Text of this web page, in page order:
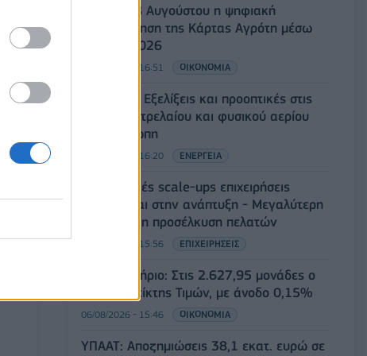
Από τις 28 Αυγούστου η ψηφιακή
ενεργοποίηση της Κάρτας Αγρότη μέσω
της ΕΑΕ 2026
06/08/2026 - 16:51 ΟΙΚΟΝΟΜΙΑ
Eurobank: Εξελίξεις και προοπτικές στις
αγορές πετρελαίου και φυσικού αερίου
στην Ευρώπη
06/08/2026 - 16:20 ΕΝΕΡΓΕΙΑ
Οι ελληνικές scale-ups επιχειρήσεις
στρέφονται στην ανάπτυξη - Μεγαλύτερη
πρόκληση η προσέλκυση πελατών
06/08/2026 - 15:56 ΕΠΙΧΕΙΡΗΣΕΙΣ
Χρηματιστήριο: Στις 2.627,95 μονάδες ο
Γενικός Δείκτης Τιμών, με άνοδο 0,15%
06/08/2026 - 15:46 ΟΙΚΟΝΟΜΙΑ
ΥΠΑΑΤ: Αποζημιώσεις 38,1 εκατ. ευρώ σε